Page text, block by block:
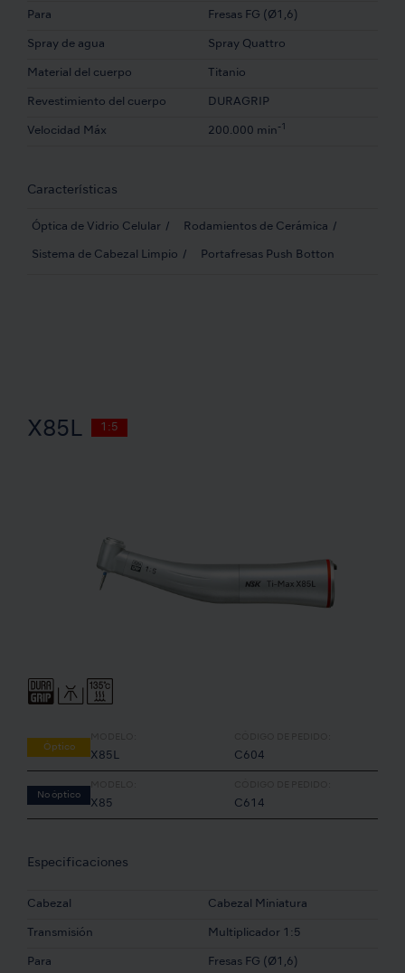
Para Fresas FG (Ø1,6)
Spray de agua Spray Quattro
Material del cuerpo Titanio
Revestimiento del cuerpo DURAGRIP
Velocidad Máx 200.000 min -1
Características
Óptica de Vidrio Celular Rodamientos de Cerámica
Sistema de Cabezal Limpio Portafresas Push Botton
X85L 1:5
Óptico
X85L C604
No óptico
X85 C614
Especificaciones
Cabezal Cabezal Miniatura
Transmisión Multiplicador 1:5
Para Fresas FG (Ø1,6)